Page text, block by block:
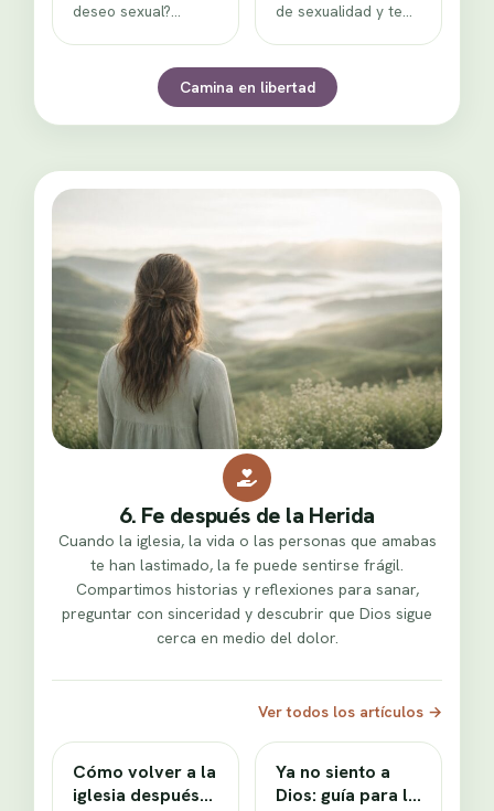
deseo sexual?
y pecado con
Santiago 1:14-15 y…
hacer hoy?
de sexualidad y te
existe ese silencio…
Camina en libertad
6. Fe después de la Herida
Cuando la iglesia, la vida o las personas que amabas
te han lastimado, la fe puede sentirse frágil.
Compartimos historias y reflexiones para sanar,
preguntar con sinceridad y descubrir que Dios sigue
cerca en medio del dolor.
Ver todos los artículos →
Cómo volver a la
iglesia después
Ya no siento a
Dios: guía para la